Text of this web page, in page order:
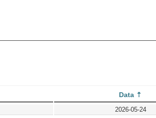
Data
2026-05-24